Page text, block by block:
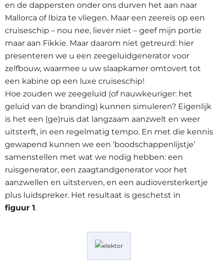
en de dappersten onder ons durven het aan naar
Mallorca of Ibiza te vliegen. Maar een zeereis op een
cruiseschip – nou nee, liever niet – geef mijn portie
maar aan Fikkie. Maar daarom niet getreurd: hier
presenteren we u een zeegeluidgenerator voor
zelfbouw, waarmee u uw slaapkamer omtovert tot
een kabine op een luxe cruiseschip!
Hoe zouden we zeegeluid (of nauwkeuriger: het
geluid van de branding) kunnen simuleren? Eigenlijk
is het een (ge)ruis dat langzaam aanzwelt en weer
uitsterft, in een regelmatig tempo. En met die kennis
gewapend kunnen we een ‘boodschappenlijstje’
samenstellen met wat we nodig hebben: een
ruisgenerator, een zaagtandgenerator voor het
aanzwellen en uitsterven, en een audioversterkertje
plus luidspreker. Het resultaat is geschetst in
figuur 1.